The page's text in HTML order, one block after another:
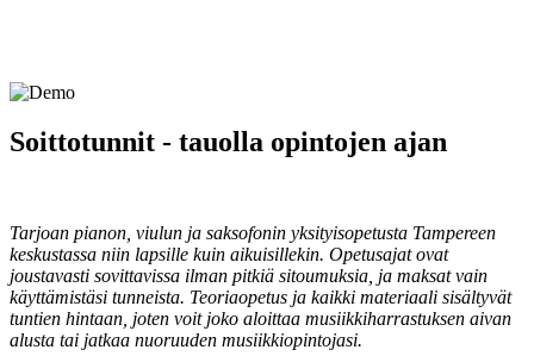
Soittotunnit - tauolla opintojen ajan
Tarjoan pianon, viulun ja saksofonin yksityisopetusta Tampereen
keskustassa niin lapsille kuin aikuisillekin. Opetusajat ovat
joustavasti sovittavissa ilman pitkiä sitoumuksia, ja maksat vain
käyttämistäsi tunneista. Teoriaopetus ja kaikki materiaali sisältyvät
tuntien hintaan, joten voit joko aloittaa musiikkiharrastuksen aivan
alusta tai jatkaa nuoruuden musiikkiopintojasi.